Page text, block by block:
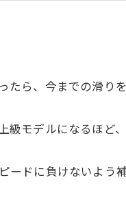
ら、今までの滑り
モデルになるほど
ドに負けないよう